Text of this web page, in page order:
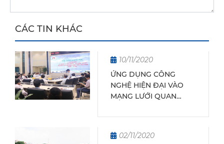
CÁC TIN KHÁC
10/11/2020
ỨNG DỤNG CÔNG
NGHỆ HIỆN ĐẠI VÀO
MẠNG LƯỚI QUAN
VĂN
02/11/2020